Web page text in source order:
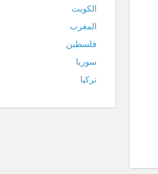
الكويت
المغرب
فلسطين
سوريا
تركيا